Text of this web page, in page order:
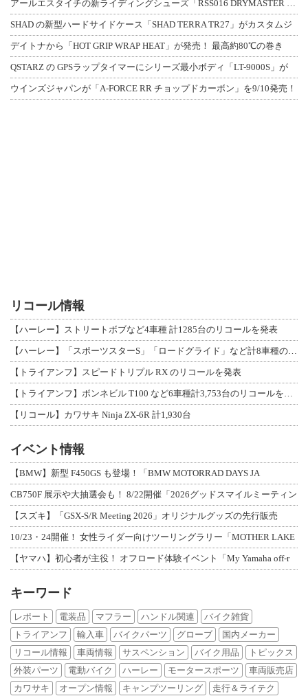
SHAD の新型ハードサイドケース「SHAD TERRA TR27」がカスタムジ
デイトナから「HOT GRIP WRAP HEAT」が発売！ 最高約80℃の巻き
QSTARZ の GPSラップタイマーにシリーズ最小ボディ「LT-9000S」が
ウインズジャパンが「A-FORCE RR チョップドカーボン」を9/10発売！
リコール情報
【ハーレー】ストリートボブなど4車種 計1285台のリコールを発表
【トライアンフ】スピードトリプル RX のリコールを発表
【リコール】カワサキ Ninja ZX-6R 計1,930台
イベント情報
【BMW】新型 F450GS も登場！「BMW MOTORRAD DAYS JA
CB750F 展示や大抽選会も！ 8/22開催「2026グッドスマイルミーティン
【スズキ】「GSX-S/R Meeting 2026」オリジナルグッズの先行販売
10/23・24開催！ 女性ライダー向けツーリングラリー「MOTHER LAKE
【ヤマハ】初心者が主役！ オフロード体験イベント「My Yamaha off-r
キーワード
レポート 電装品 マフラー ハンドル関連
バイク雑貨
トライアンフ
輸入車 バイクパーツ グローブ
国内メーカー
リコール情報
車両情報 サスペンション バイク用品
トピックス
外装パーツ
電動バイク ハーレー モータースポーツ
車両販売店
カワサキ
オープン情報 キャンプツーリング 走行＆ライテク